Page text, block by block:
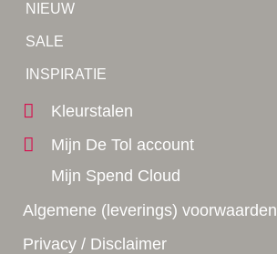
NIEUW
SALE
INSPIRATIE
Kleurstalen
Mijn De Tol account
Mijn Spend Cloud
Algemene (leverings) voorwaarden
Privacy / Disclaimer